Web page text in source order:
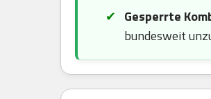
Gesperrte
bundesweit